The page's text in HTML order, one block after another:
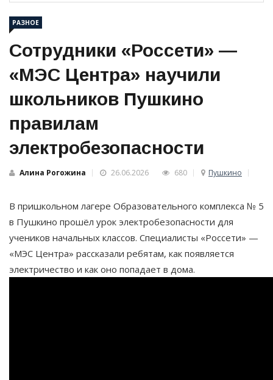
РАЗНОЕ
Сотрудники «Россети» —
«МЭС Центра» научили
школьников Пушкино
правилам
электробезопасности
Алина Рогожина 26.06.2026 680 Пушкино
В пришкольном лагере Образовательного комплекса № 5
в Пушкино прошёл урок электробезопасности для
учеников начальных классов. Специалисты «Россети» —
«МЭС Центра» рассказали ребятам, как появляется
электричество и как оно попадает в дома.